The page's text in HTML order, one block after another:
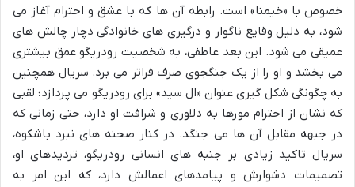
خصوص با «خیمنا» است. رابطه آن ها که با عشق و احترام آغاز می
شود، به دلیل وقایع ناگوار و درگیری های خانوادگی دچار چالش های
عمیقی می شود. این بعد عاطفی، به شخصیت رودریگو عمق بیشتری
می بخشد و او را از یک جنگجوی صرف فراتر می برد. سریال همچنین
به چگونگی شکل گیری عنوان «ال سید» برای رودریگو می پردازد؛ لقبی
که نشان از احترام مورها به دلاوری و شرافت او دارد، حتی زمانی که
در جبهه مقابل آن ها می جنگد. در کنار صحنه های نبرد باشکوه،
سریال تاکید زیادی بر جنبه های انسانی رودریگو، تردیدهای او،
تصمیمات دشوارش و پیامدهای اعمالش دارد، که این امر به